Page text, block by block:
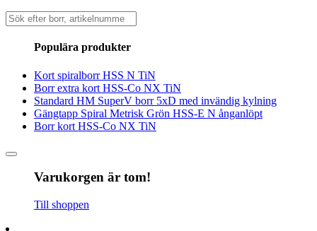
Sök
efter:
Populära produkter
Kort spiralborr HSS N TiN
Borr extra kort HSS-Co NX TiN
Standard HM SuperV borr 5xD med invändig kylning
Gängtapp Spiral Metrisk Grön HSS-E N ånganlöpt
Borr kort HSS-Co NX TiN
Varukorgen är tom!
Till shoppen